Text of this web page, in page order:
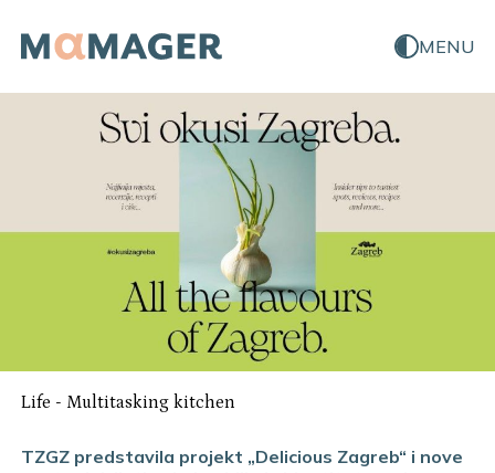
MENU
Life - Multitasking kitchen
TZGZ predstavila projekt „Delicious Zagreb“ i nove